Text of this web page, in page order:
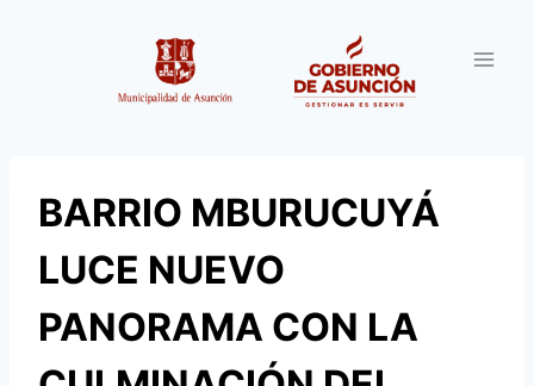
BARRIO MBURUCUYÁ
LUCE NUEVO
PANORAMA CON LA